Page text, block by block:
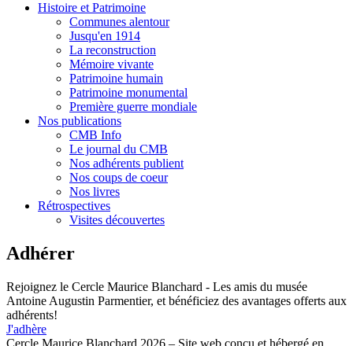
Histoire et Patrimoine
Communes alentour
Jusqu'en 1914
La reconstruction
Mémoire vivante
Patrimoine humain
Patrimoine monumental
Première guerre mondiale
Nos publications
CMB Info
Le journal du CMB
Nos adhérents publient
Nos coups de coeur
Nos livres
Rétrospectives
Visites découvertes
Adhérer
Rejoignez le Cercle Maurice Blanchard - Les amis du musée
Antoine Augustin Parmentier, et bénéficiez des avantages offerts aux
adhérents!
J'adhère
Cercle Maurice Blanchard 2026 – Site web conçu et hébergé en